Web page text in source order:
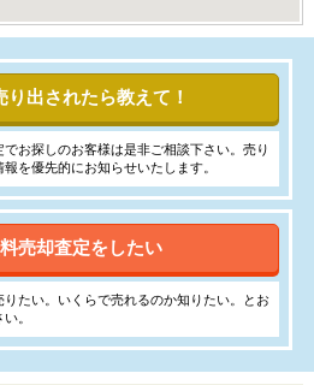
り出されたら教えて！
でお探しのお客様は是非ご相談下さい。売り
を優先的にお知らせいたします。
売却査定をしたい
りたい。いくらで売れるのか知りたい。とお
。